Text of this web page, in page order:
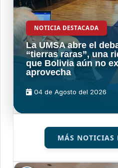
NOTICIA DESTACADA
La UMSA abre el
“tierras raras”, una
que Bolivia aún no
aprovecha
04 de Agosto del 2026
MÁS NOTICIAS